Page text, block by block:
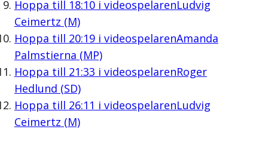
Hoppa till 18:10i videospelarenLudvig
Ceimertz (M)
Hoppa till 20:19i videospelarenAmanda
Palmstierna (MP)
Hoppa till 21:33 i videospelarenRoger
Hedlund (SD)
Hoppa till 26:11 i videospelarenLudvig
Ceimertz (M)